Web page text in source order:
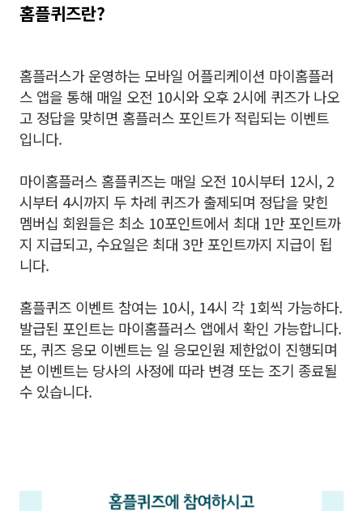
홈플퀴즈란?
홈플러스가 운영하는 모바일 어플리케이션 마이홈플러
스 앱을 통해 매일 오전 10시와 오후 2시에 퀴즈가 나오
고 정답을 맞히면 홈플러스 포인트가 적립되는 이벤트
입니다.
마이홈플러스 홈플퀴즈는 매일 오전 10시부터 12시, 2
시부터 4시까지 두 차례 퀴즈가 출제되며 정답을 맞힌
멤버십 회원들은 최소 10포인트에서 최대 1만 포인트까
지 지급되고, 수요일은 최대 3만 포인트까지 지급이 됩
니다.
홈플퀴즈 이벤트 참여는 10시, 14시 각 1회씩 가능하다.
발급된 포인트는 마이홈플러스 앱에서 확인 가능합니다.
또, 퀴즈 응모 이벤트는 일 응모인원 제한없이 진행되며
본 이벤트는 당사의 사정에 따라 변경 또는 조기 종료될
수 있습니다.